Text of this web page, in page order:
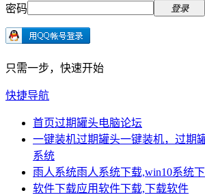
密码
登录
只需一步，快速开始
快捷导航
首页过期罐头电脑论坛
一键装机过期罐头一键装机，过期
系统
雨人系统雨人系统下载,win10系统
软件下载应用软件下载,下载软件